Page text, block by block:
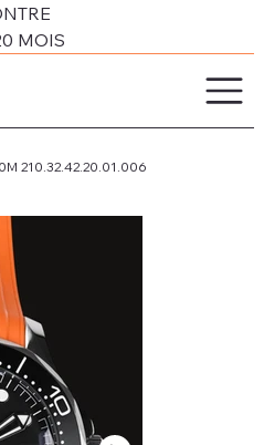
MOIS
210.32.42.20.01.006